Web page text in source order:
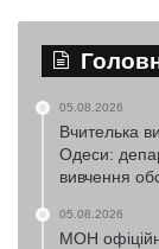
05.08.2026
Вчителька
Одеси:
вивчення
05.08.2026
МОН